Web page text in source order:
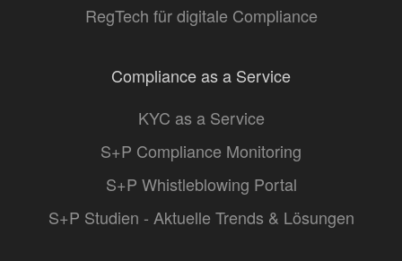
RegTech für digitale Compliance
Compliance as a Service
KYC as a Service
S+P Compliance Monitoring
S+P Whistleblowing Portal
S+P Studien - Aktuelle Trends & Lösungen